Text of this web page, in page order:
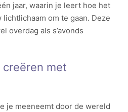
jaar, waarin je leert hoe het
om te gaan. Deze
overdag als s’avonds
met
je meeneemt door de wereld